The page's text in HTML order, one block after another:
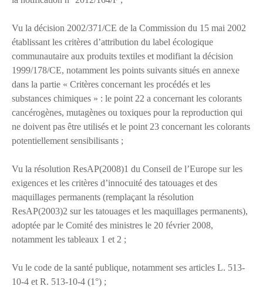
Vu la décision 2002/371/CE de la Commission du 15 mai 2002
établissant les critères d’attribution du label écologique
communautaire aux produits textiles et modifiant la décision
1999/178/CE, notamment les points suivants situés en annexe
dans la partie « Critères concernant les procédés et les
substances chimiques » : le point 22 a concernant les colorants
cancérogènes, mutagènes ou toxiques pour la reproduction qui
ne doivent pas être utilisés et le point 23 concernant les colorants
potentiellement sensibilisants ;
Vu la résolution ResAP(2008)1 du Conseil de l’Europe sur les
exigences et les critères d’innocuité des tatouages et des
maquillages permanents (remplaçant la résolution
ResAP(2003)2 sur les tatouages et les maquillages permanents),
adoptée par le Comité des ministres le 20 février 2008,
notamment les tableaux 1 et 2 ;
Vu le code de la santé publique, notamment ses articles L. 513-
10-4 et R. 513-10-4 (1°) ;